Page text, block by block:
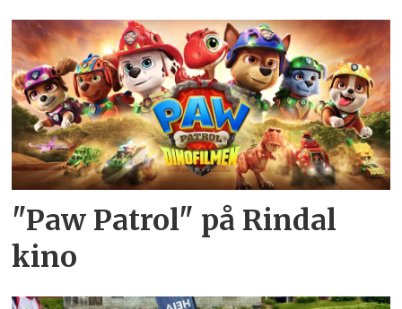
"Paw Patrol" på Rindal
kino